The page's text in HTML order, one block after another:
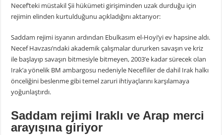
Necef’teki müstakil Şii hükümeti girişiminden uzak durduğu için
rejimin elinden kurtulduğunu açıkladığını aktarıyor:
Saddam rejimi isyanın ardından Ebulkasım el-Hoyi’yi ev hapsine aldı.
Necef Havzası’ndaki akademik çalışmalar dururken savaşın ve kriz
ile başlayıp savaşın bitmesiyle bitmeyen, 2003’e kadar sürecek olan
Irak’a yönelik BM ambargosu nedeniyle Necefliler de dahil Irak halkı
önceliğini beslenme gibi temel zaruri ihtiyaçlarını karşılamaya
yoğunlaştırdı.
Saddam rejimi Iraklı ve Arap merci
arayışına giriyor